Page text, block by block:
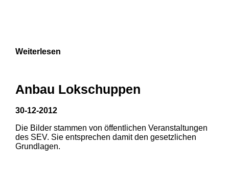
1 2
Weiterlesen
Anbau Lokschuppen
30-12-2012
Die Bilder stammen von öffentlichen Veranstaltungen
des SEV. Sie entsprechen damit den gesetzlichen
Grundlagen.